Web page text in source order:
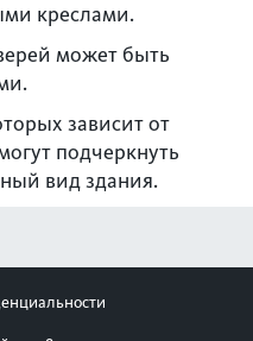
креслами.
может быть
зависит от
подчеркнуть
вид здания.